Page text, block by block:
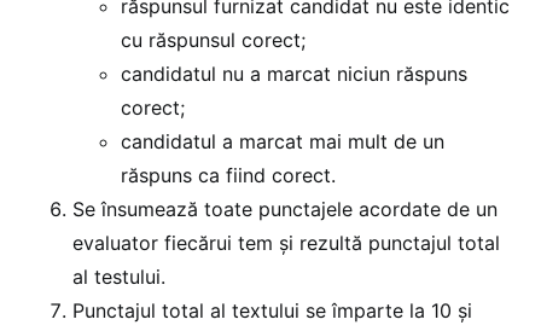
răspunsul furnizat candidat nu este identic
cu răspunsul corect;
candidatul nu a marcat niciun răspuns
corect;
candidatul a marcat mai mult de un
răspuns ca fiind corect.
Se însumează toate punctajele acordate de un
evaluator fiecărui tem și rezultă punctajul total
al testului.
Punctajul total al textului se împarte la 10 și